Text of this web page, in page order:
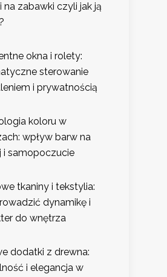
na zabawki czyli jak ją
okna i rolety:
sterowanie
i prywatnością
koloru w
wpływ barw na
i samopoczucie
tkaniny i tekstylia:
dynamikę i
do wnętrza
dodatki z drewna:
i elegancja w